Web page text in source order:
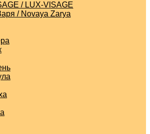
/ LUX-VISAGE
/ Novaya Zarya